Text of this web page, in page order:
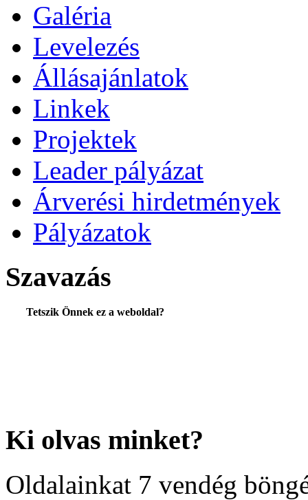
Galéria
Levelezés
Állásajánlatok
Linkek
Projektek
Leader pályázat
Árverési hirdetmények
Pályázatok
Szavazás
Tetszik Önnek ez a weboldal?
Ki olvas minket?
Oldalainkat 7 vendég